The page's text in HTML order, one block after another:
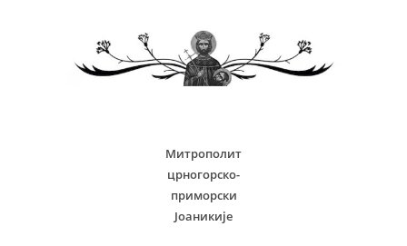
Митрополит
црногорско-
приморски
Јоаникије